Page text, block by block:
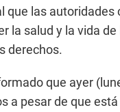
que las
la salud y la vida
derechos.
que ayer
a pesar de que